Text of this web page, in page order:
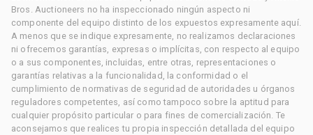
Bros. Auctioneers no ha inspeccionado ningún aspecto ni
componente del equipo distinto de los expuestos expresamente aquí.
A menos que se indique expresamente, no realizamos declaraciones
ni ofrecemos garantías, expresas o implícitas, con respecto al equipo
o a sus componentes, incluidas, entre otras, representaciones o
garantías relativas a la funcionalidad, la conformidad o el
cumplimiento de normativas de seguridad de autoridades u órganos
reguladores competentes, así como tampoco sobre la aptitud para
cualquier propósito particular o para fines de comercialización. Te
aconsejamos que realices tu propia inspección detallada del equipo